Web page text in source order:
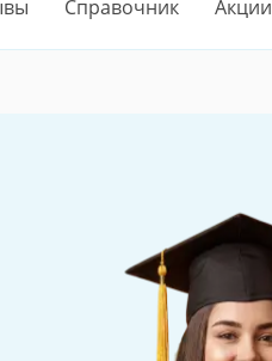
Справочник Акции